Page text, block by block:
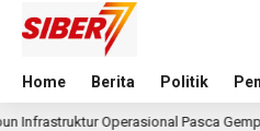
Home Berita Politik
Pasca Gempa Pangandaran